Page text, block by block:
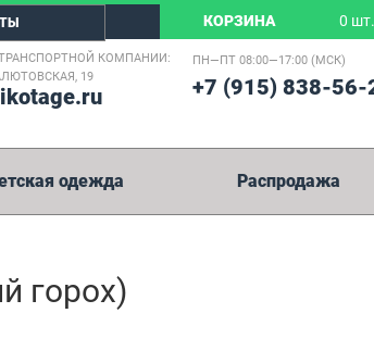
КОРЗИНА 0
КОМПАНИИ:
19
ПН—ПТ 08:00—17:00 (МСК)
+7 (915) 838-56-
одежда Распродажа
горох)